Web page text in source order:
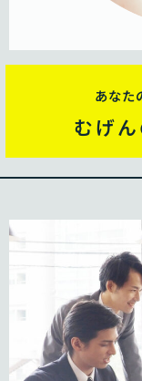
あなた
むげ